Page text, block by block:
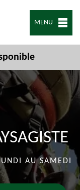
MENU
AU SAMEDI